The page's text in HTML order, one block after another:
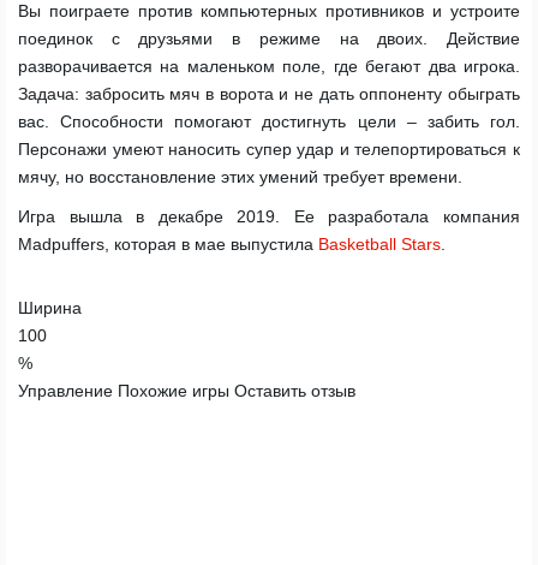
Вы поиграете против компьютерных противников и устроите
поединок с друзьями в режиме на двоих. Действие
разворачивается на маленьком поле, где бегают два игрока.
Задача: забросить мяч в ворота и не дать оппоненту обыграть
вас. Способности помогают достигнуть цели – забить гол.
Персонажи умеют наносить супер удар и телепортироваться к
мячу, но восстановление этих умений требует времени.
Игра вышла в декабре 2019. Ее разработала компания
Madpuffers, которая в мае выпустила Basketball Stars
Ширина
100
%
Управление Похожие игры Оставить отзыв